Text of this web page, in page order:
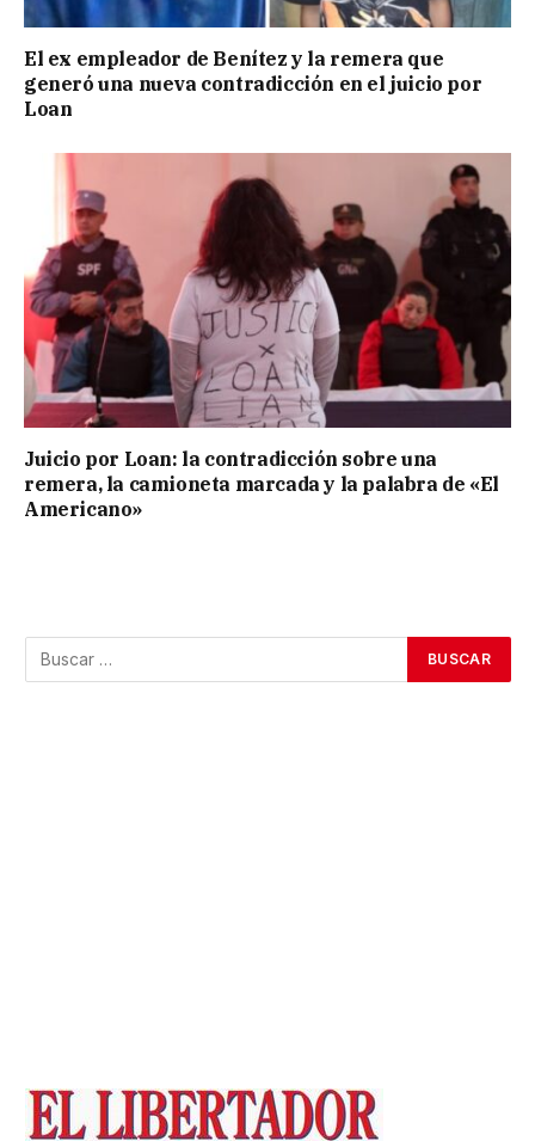
El ex empleador de Benítez y la remera que
generó una nueva contradicción en el juicio por
Loan
Juicio por Loan: la contradicción sobre una
remera, la camioneta marcada y la palabra de «El
Americano»